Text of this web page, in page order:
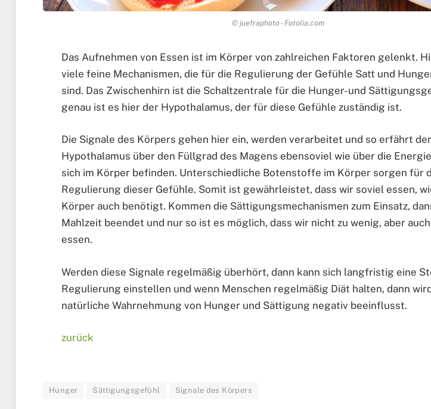
© juefraphoto - Fotolia.com
Das Aufnehmen von Essen ist im Körper von zahlreichen Faktoren gelenkt.
viele feine Mechanismen, die für die Regulierung der Gefühle Satt und
sind. Das Zwischenhirn ist die Schaltzentrale für die Hunger- und
genau ist es hier der Hypothalamus, der für diese Gefühle zuständig ist.
Die Signale des Körpers gehen hier ein, werden verarbeitet und so erfährt der
Hypothalamus über den Füllgrad des Magens ebensoviel wie über die
sich im Körper befinden. Unterschiedliche Botenstoffe im Körper sorgen für
Regulierung dieser Gefühle. Somit ist gewährleistet, dass wir soviel essen,
Körper auch benötigt. Kommen die Sättigungsmechanismen zum Einsatz,
Mahlzeit beendet und nur so ist es möglich, dass wir nicht zu wenig, aber
essen.
Werden diese Signale regelmäßig überhört, dann kann sich langfristig eine
Regulierung einstellen und wenn Menschen regelmäßig Diät halten, dann
natürliche Wahrnehmung von Hunger und Sättigung negativ beeinflusst.
zurück
Hunger Sättigungsgefühl Signale des Körpers